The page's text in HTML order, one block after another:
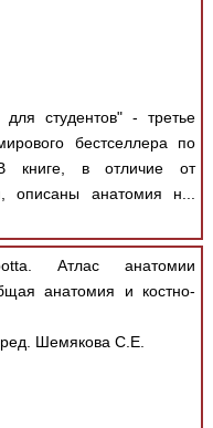
студентов" - третье
бестселлера по
книге, в отличие от
описаны анатомия н...
Атлас анатомии
анатомия и костно-
Шемякова С.Е.